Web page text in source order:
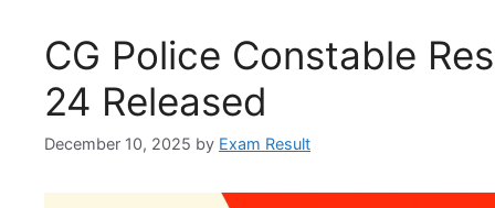
CG Police Constable
24 Released
December 10, 2025 by Exam Result